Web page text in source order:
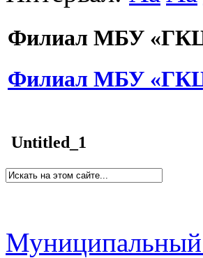
Филиал МБУ
Филиал МБУ
Untitled_1
Муниципальный